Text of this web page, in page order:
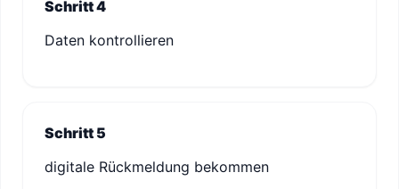
Schritt 4
Daten kontrollieren
Schritt 5
digitale Rückmeldung bekommen